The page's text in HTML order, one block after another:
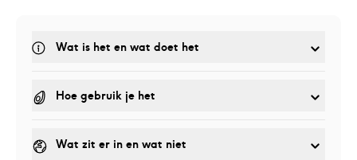
Wat is het en wat doet het
Hoe gebruik je het
Wat zit er in en wat niet